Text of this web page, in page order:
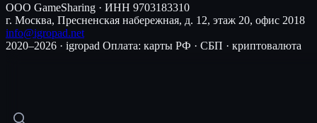
ООО GameSharing · ИНН 9703183310
г. Москва, Пресненская набережная, д. 12, этаж 20, офис 2018
info@igropad.net
2020–2026 · igropad Оплата: карты РФ · СБП · криптовалюта